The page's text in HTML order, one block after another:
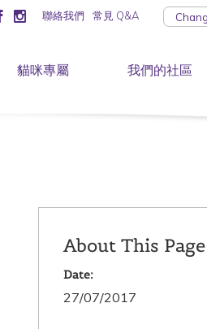
聯絡我們 常見 Q&A
貓咪專屬 我們的社區
About This Page
Date:
27/07/2017